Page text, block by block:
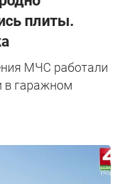
плиты.
МЧС работали
в гаражном